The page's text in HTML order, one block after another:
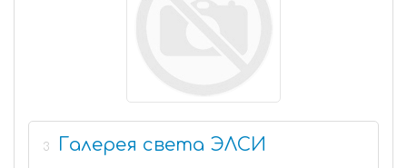
3 Галерея света ЭЛСИ